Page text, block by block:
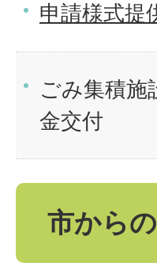
申請様式提
ごみ集積施
金交付
市から